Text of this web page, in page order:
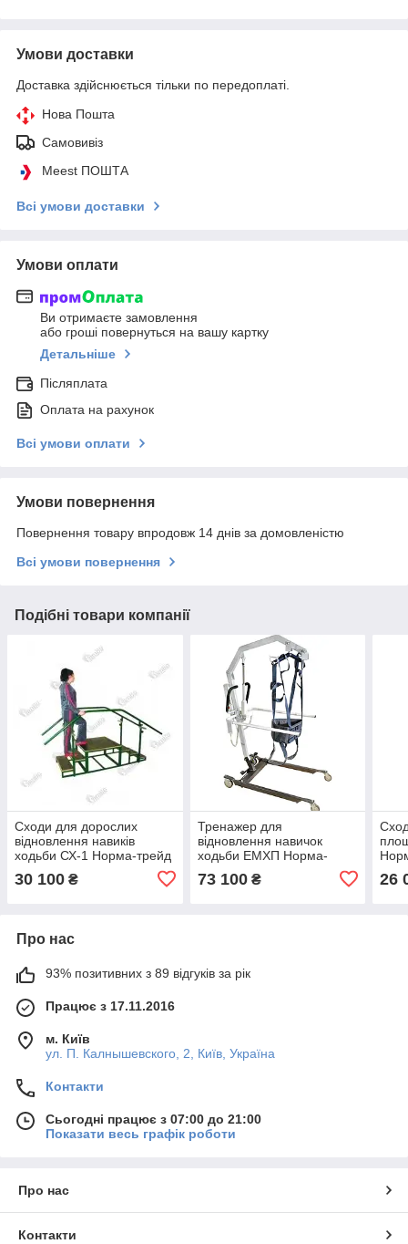
Умови доставки
Доставка здійснюється тільки по передоплаті.
Нова Пошта
Самовивіз
Meest ПОШТА
Всі умови доставки
Умови оплати
Ви отримаєте замовлення
або гроші повернуться на вашу картку
Детальніше
Післяплата
Оплата на рахунок
Всі умови оплати
Умови повернення
Повернення товару впродовж 14 днів за домовленістю
Всі умови повернення
Подібні товари компанії
Сходи для дорослих
відновлення навиків
ходьби СХ-1 Норма-трейд
30 100 ₴
Тренажер для
відновлення навичок
ходьби ЕМХП Норма-
73 100₴ 26
Про нас
93% позитивних з 89 відгуків за рік
Працює з 17.11.2016
м. Київ
ул. П. Калнышевского, 2, Київ, Україна
Контакти
Сьогодні працює з 07:00 до 21:00
Показати весь графік роботи
Про нас
Контакти